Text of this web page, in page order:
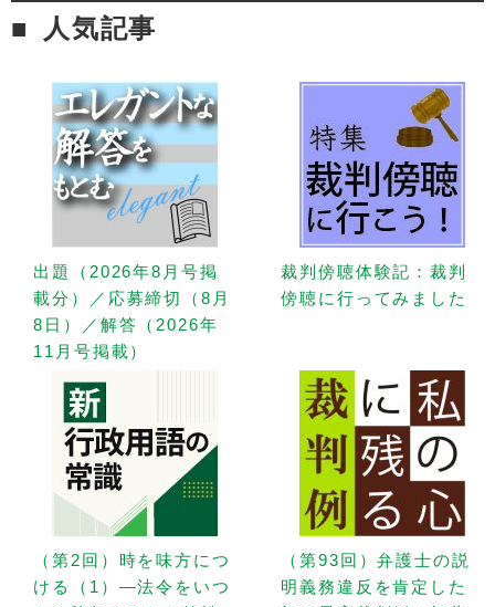
人気記事
出題（2026年8月号掲
載分）／応募締切（8月
8日）／解答（2026年
11月号掲載）
裁判傍聴体験記：裁判
傍聴に行ってみました
（第2回）時を味方につ
ける（1）—法令をいつ
（第93回）弁護士の説
明義務違反を肯定した